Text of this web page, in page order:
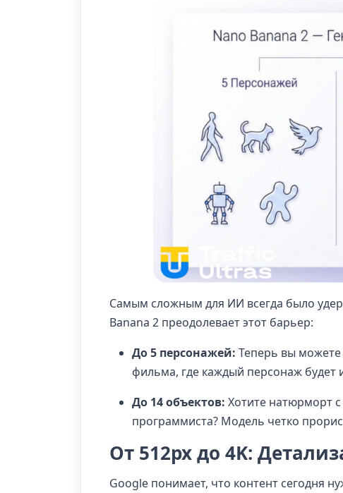
Самым сложным для ИИ всегда было
Banana 2 преодолевает этот барьер:
До 5 персонажей: Теперь вы можете
фильма, где каждый персонаж будет
До 14 объектов: Хотите натюрморт
программиста? Модель четко
От 512px до 4K:
Google понимает, что контент сегодня